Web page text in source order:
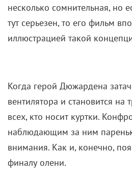
несколько сомнительная, но
тут серьезен, то его фильм
иллюстрацией такой
Когда герой Дюжардена
вентилятора и становится на
всех, кто носит куртки.
наблюдающим за ним
внимания. Как и, конечно,
финалу олени.